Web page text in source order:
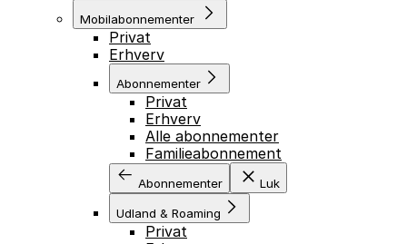
Mobilabonnementer
Privat
Erhverv
Abonnementer
Privat
Erhverv
Alle abonnementer
Familieabonnement
Abonnementer Luk
Udland & Roaming
Privat